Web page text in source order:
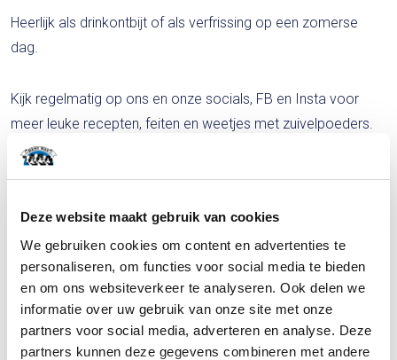
Deze website maakt gebruik van cookies
We gebruiken cookies om content en advertenties te
personaliseren, om functies voor social media te bieden
en om ons websiteverkeer te analyseren. Ook delen we
informatie over uw gebruik van onze site met onze
partners voor social media, adverteren en analyse. Deze
partners kunnen deze gegevens combineren met andere
Heerlijk als drinkontbijt of als verfrissing op een zomerse
dag.
Kijk regelmatig op ons en onze socials, FB en Insta voor
meer leuke recepten, feiten en weetjes met zuivelpoeders.